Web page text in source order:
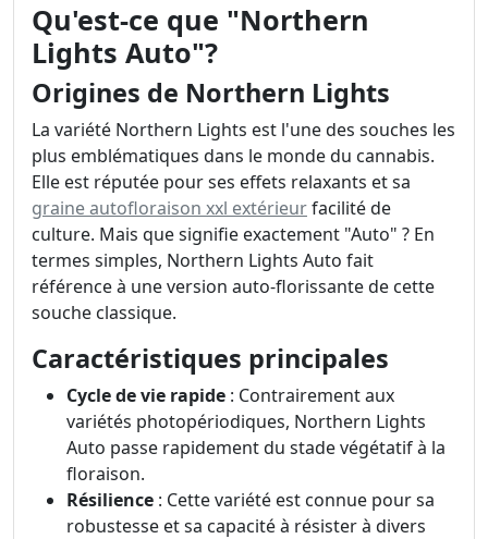
Qu'est-ce que "Northern
Lights Auto"?
Origines de Northern Lights
La variété Northern Lights est l'une des souches les
plus emblématiques dans le monde du cannabis.
Elle est réputée pour ses effets relaxants et sa
graine autofloraison xxl extérieurfacilité de
culture. Mais que signifie exactement "Auto" ? En
termes simples, Northern Lights Auto fait
référence à une version auto-florissante de cette
souche classique.
Caractéristiques principales
Cycle de vie rapide : Contrairement aux
variétés photopériodiques, Northern Lights
Auto passe rapidement du stade végétatif à la
floraison.
Résilience : Cette variété est connue pour sa
robustesse et sa capacité à résister à divers